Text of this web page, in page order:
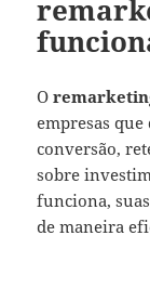
O
empresas que
conversão,
sobre
funciona,
de maneira